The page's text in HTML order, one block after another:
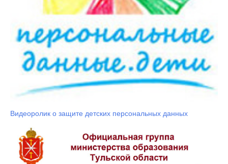
Видеоролик о защите детских персональных данных